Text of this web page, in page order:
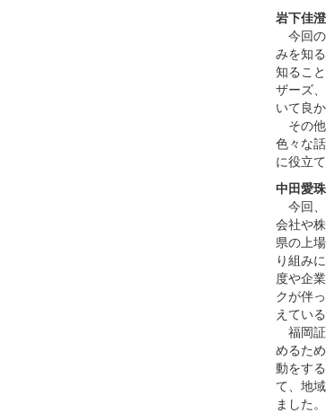
岩下佳
今回
みを知
知るこ
ザーズ
いて良
その
色々な
に役立
中田愛
今回
会社や
県の上
り組み
度や企
クが伴
えてい
福岡
めるた
動をす
て、地
ました